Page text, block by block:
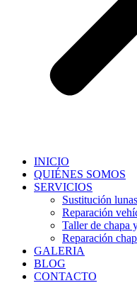
INICIO
QUIÉNES SOMOS
SERVICIOS
Sustitución
Reparación
Taller de chapa
Reparación
GALERIA
BLOG
CONTACTO